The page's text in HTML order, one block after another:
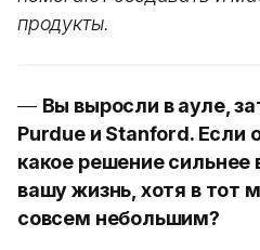
продукты.
— Вы выросли в ауле,
Purdue и Stanford. Если
какое решение сильнее
вашу жизнь, хотя в тот
совсем небольшим?